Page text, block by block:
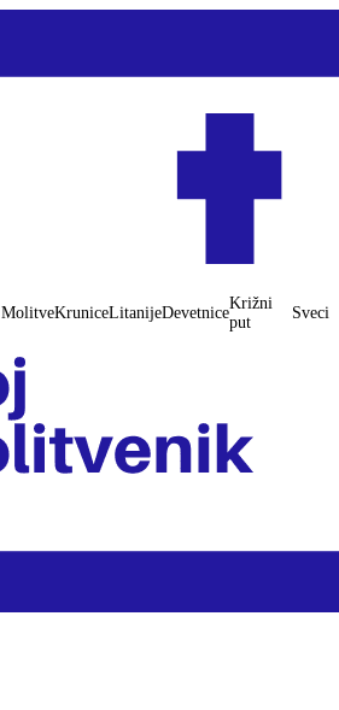
MolitveKruniceLitanijeDevetnice
Križni
put
Sveci